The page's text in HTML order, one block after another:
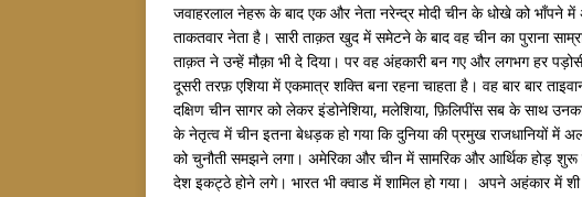
जवाहरलाल नेहरू के बाद एक और नेता नरेन्द्र मोदी चीन के धोखे को
ताकतवार नेता है। सारी ताक़त खुद में समेटने के बाद वह चीन का पुराना
ताक़त ने उन्हें मौक़ा भी दे दिया। पर वह अंहकारी बन गए और लगभग हर
दूसरी तरफ़ एशिया में एकमात्र शक्ति बना रहना चाहता है। वह बार बार
दक्षिण चीन सागर को लेकर इंडोनेशिया, मलेशिया, फ़िलिपींस सब के साथ
के नेतृत्व में चीन इतना बेधड़क हो गया कि दुनिया की प्रमुख राजधानियों में
को चुनौती समझने लगा। अमेरिका और चीन में सामरिक और आर्थिक होड़
देश इकट्ठे होने लगे। भारत भी क्वाड में शामिल हो गया। अपने अहंकार में